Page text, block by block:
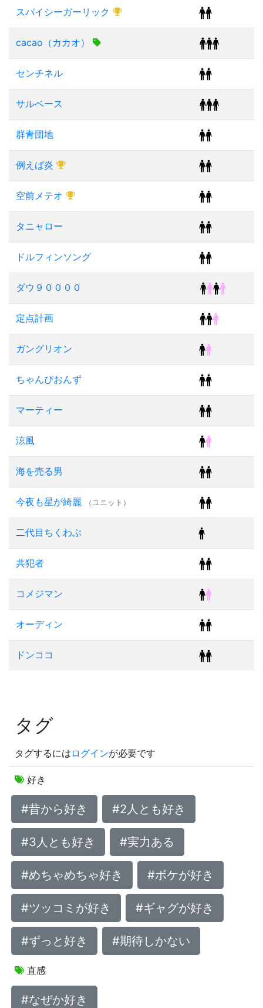
スパイシーガーリック
cacao（カカオ）
センチネル
サルベース
群青団地
例えば炎
空前メテオ
タニャロー
ドルフィンソング
ダウ９００００
定点計画
ガングリオン
ちゃんぴおんず
マーティー
涼風
海を売る男
今夜も星が綺麗 （ユニット）
二代目ちくわぶ
共犯者
コメジマン
オーディン
ドンココ
タグ
タグするには ログインが必要です
好き
#昔から好き #2人とも好き
#3人とも好き #実力ある
#めちゃめちゃ好き #ボケが好き
#ツッコミが好き #ギャグが好き
#ずっと好き #期待しかない
直感
#なぜか好き